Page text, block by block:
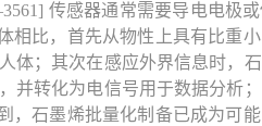
传感器通常需要导电电极
相比，首先从物性上具有比重
体；其次在感应外界信息时，
并转化为电信号用于数据分析
，石墨烯批量化制备已成为可